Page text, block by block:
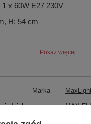
1 x 60W E27 230V
H: 54 cm
: metal, tkanina/metal,
Pokaż więcej
Marka
za ten
MAX-